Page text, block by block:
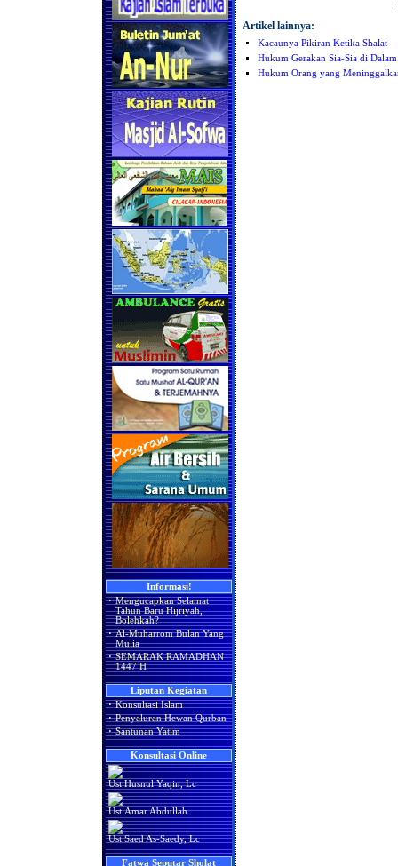
Informasi!
· Mengucapkan Selamat
Tahun Baru Hijriyah,
Bolehkah?
· Al-Muharrom Bulan Yang
Mulia
· SEMARAK RAMADHAN
1447 H
Liputan Kegiatan
· Konsultasi Islam
· Penyaluran Hewan Qurban
· Santunan Yatim
Konsultasi Online
Ust.Husnul Yaqin, Lc
Ust.Amar Abdullah
Ust.Saed As-Saedy, Lc
Fatwa Seputar Sholat
|
Artikel lainnya:
Kacaunya Pikiran Ketika Shalat
Hukum Gerakan Sia-Sia di Dalam
Hukum Orang yang